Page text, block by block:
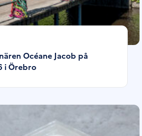
Océane Jacob på
i Örebro